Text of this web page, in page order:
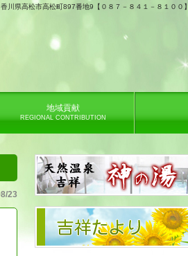
県高松市高松町897番地9【０８７－８４１－８１００】
地域貢献
REGIONAL CONTRIBUTION
23